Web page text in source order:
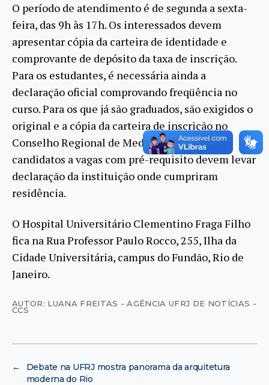
O período de atendimento é de segunda a sexta-
feira, das 9h às 17h. Os interessados devem
apresentar cópia da carteira de identidade e
comprovante de depósito da taxa de inscrição.
Para os estudantes, é necessária ainda a
declaração oficial comprovando freqüência no
curso. Para os que já são graduados, são exigidos o
original e a cópia da carteira de inscrição no
Conselho Regional de Medicina (CRM). Os
candidatos a vagas com pré-requisito devem levar
declaração da instituição onde cumpriram
residência.
O Hospital Universitário Clementino Fraga Filho
fica na Rua Professor Paulo Rocco, 255, Ilha da
Cidade Universitária, campus do Fundão, Rio de
Janeiro.
AUTOR: LUANA FREITAS - AGÊNCIA UFRJ DE NOTÍCIAS -
CCS
←
Debate na UFRJ mostra panorama da arquitetura
moderna do Rio